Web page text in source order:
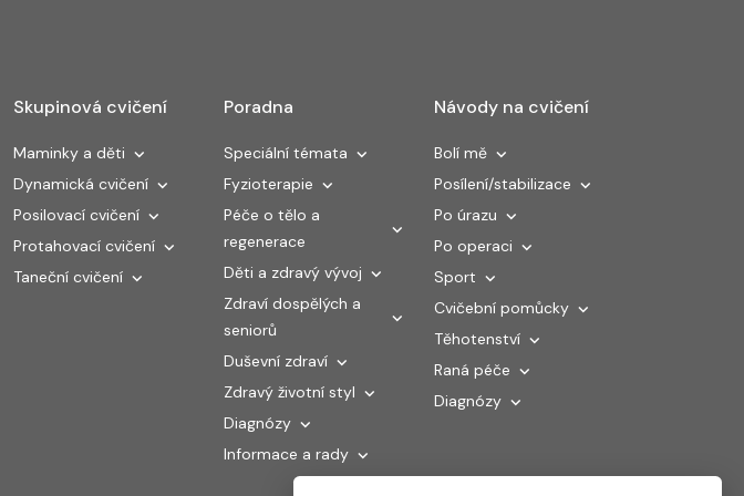
Skupinová cvičení
Maminky a děti
Dynamická cvičení
Posilovací cvičení
Protahovací cvičení
Taneční cvičení
Poradna
Speciální témata
Fyzioterapie
Péče o tělo a
regenerace
Děti a zdravý vývoj
Zdraví dospělých a
seniorů
Duševní zdraví
Zdravý životní styl
Diagnózy
Informace a rady
Návody na cvičení
Bolí mě
Posílení/stabilizace
Po úrazu
Po operaci
Sport
Cvičební pomůcky
Těhotenství
Raná péče
Diagnózy